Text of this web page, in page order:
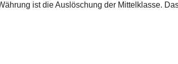
ist die Auslöschung der Mittelklasse.